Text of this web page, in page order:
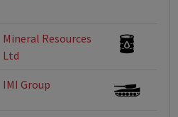
Mineral Resources
Ltd
IMI Group